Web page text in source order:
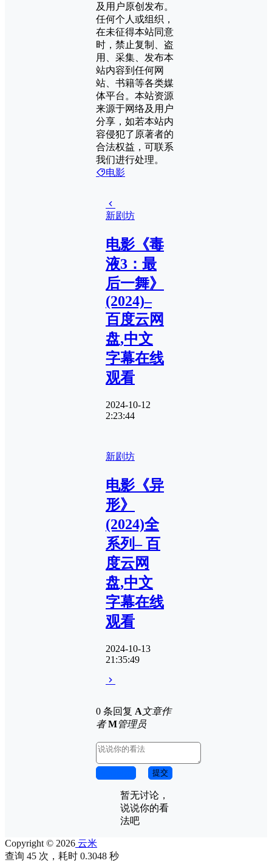
及用户原创发布。
任何个人或组织，
在未征得本站同意
时，禁止复制、盗
用、采集、发布本
站内容到任何网
站、书籍等各类媒
体平台。本站资源
来源于网络及用户
分享，如若本站内
容侵犯了原著者的
合法权益，可联系
我们进行处理。
电影
新剧坊
电影《毒
液3：最
后一舞》
(2024)–
百度云网
盘,中文
字幕在线
观看
2024-10-12
2:23:44
新剧坊
电影《异
形》
(2024)全
系列– 百
度云网
盘,中文
字幕在线
观看
2024-10-13
21:35:49
0 条回复 A文章作
者 M管理员
提交
暂无讨论，
说说你的看
法吧
Copyright © 2026 云米
查询 45 次，耗时 0.3048 秒